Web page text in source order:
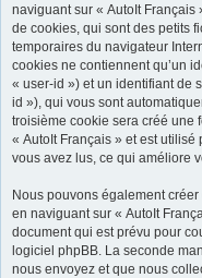
naviguant sur « AutoIt
de cookies, qui sont des petits
temporaires du navigateur
cookies ne contiennent qu’un
« user-id ») et un identifiant de
id »), qui vous sont
troisième cookie sera créé une
« AutoIt Français » et est
vous avez lus, ce qui améliore
Nous pouvons également
en naviguant sur « AutoIt
document qui est prévu pour
logiciel phpBB. La seconde
nous envoyez et que nous